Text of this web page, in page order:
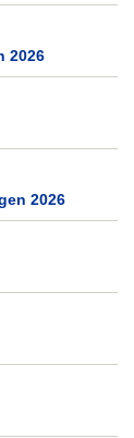
2026
2026